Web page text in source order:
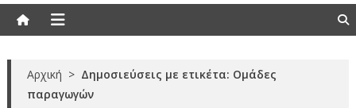
Αρχική > Δημοσιεύσεις με ετικέτα: Ομάδες
παραγωγών